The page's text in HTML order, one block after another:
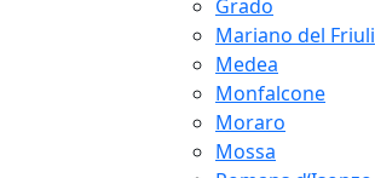
Grado
Mariano del Friuli
Medea
Monfalcone
Moraro
Mossa